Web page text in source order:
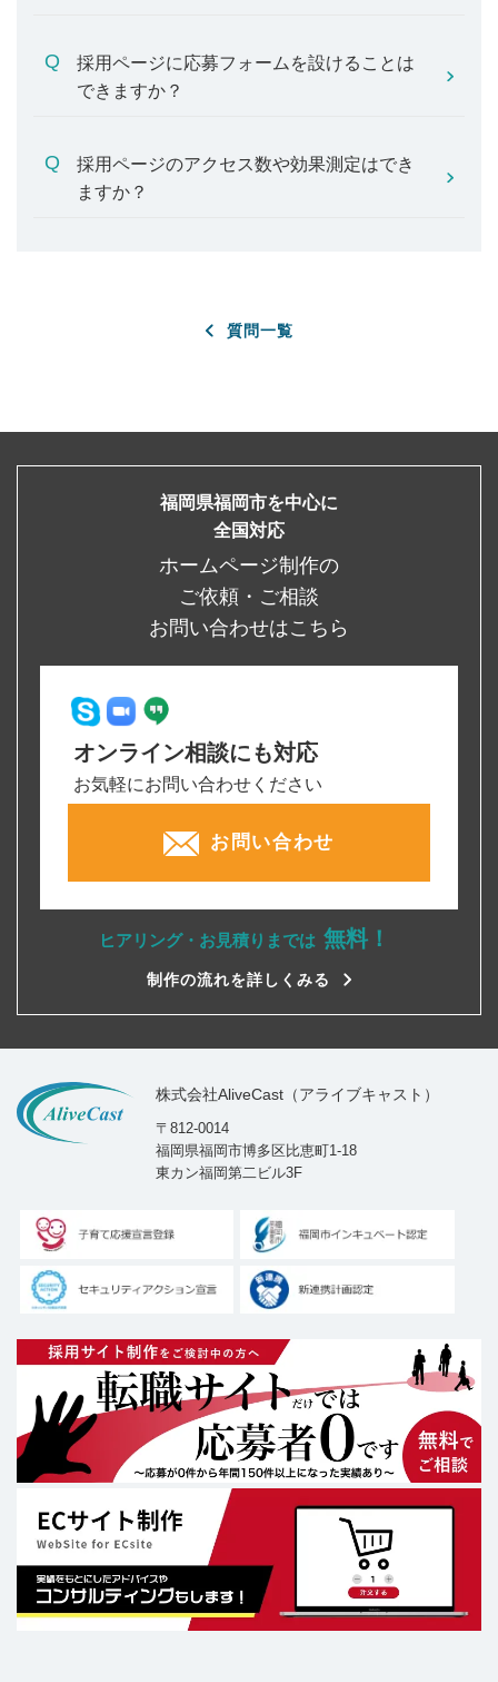
採用ページに応募フォームを設けることは
できますか？
採用ページのアクセス数や効果測定はでき
ますか？
質問一覧
福岡県福岡市を中心に
全国対応
ホームページ制作の
ご依頼・ご相談
お問い合わせはこちら
オンライン相談にも対応
お気軽にお問い合わせください
お問い合わせ
ヒアリング・お見積りまでは 無料！
制作の流れを詳しくみる
株式会社AliveCast（アライブキャスト）
〒812-0014
福岡県福岡市博多区比恵町1-18
東カン福岡第二ビル3F